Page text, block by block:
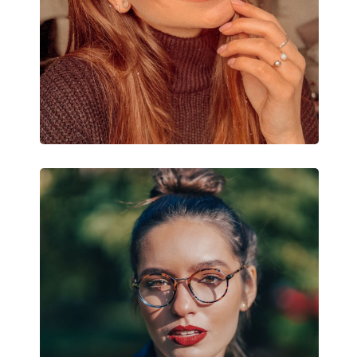
Čistiaca handrička:
Áno
Ostatné
Typ:
Dámske
Kategória:
Dioptrické
Značka:
Vogue
Kód:
0VO4088 5128 52